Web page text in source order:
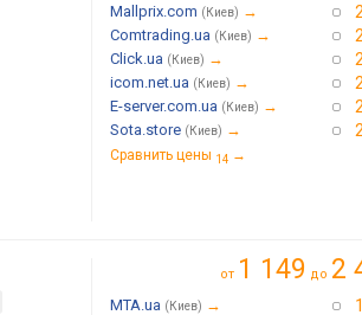
Mallprix.com (Киев) →
Comtrading.ua (Киев) →
Click.ua (Киев) →
icom.net.ua (Киев) →
E-server.com.ua (Киев) →
Sota.store (Киев) →
Сравнить цены 14 →
от 1 149 до 2
MTA.ua (Киев) →